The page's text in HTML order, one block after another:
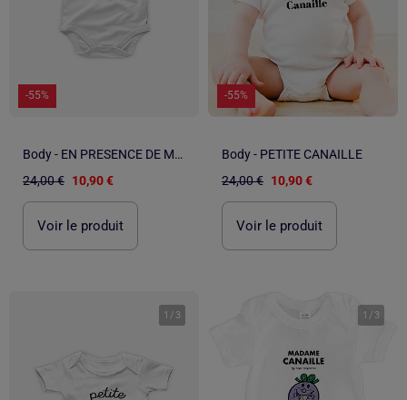
-55%
Body - EN PRESENCE DE MA NOUNOU
24,00 € 10,90 €
Voir le produit
-55%
Body - PETITE CANAILLE
24,00 € 10,90 €
Voir le produit
1 / 3 1 / 3